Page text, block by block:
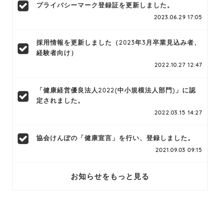
プライバシーマーク登録証を更新しました。
2023.06.29 17:05
採用情報を更新しました（2023年3月卒業見込み者、
経験者向け）
2022.10.27 12:47
「健康経営優良法人2022(中小規模法人部門)」に認
定されました。
2022.03.15 14:27
協会けんぽの「健康宣言」を行い、登録しました。
2021.09.03 09:15
お知らせをもっと見る